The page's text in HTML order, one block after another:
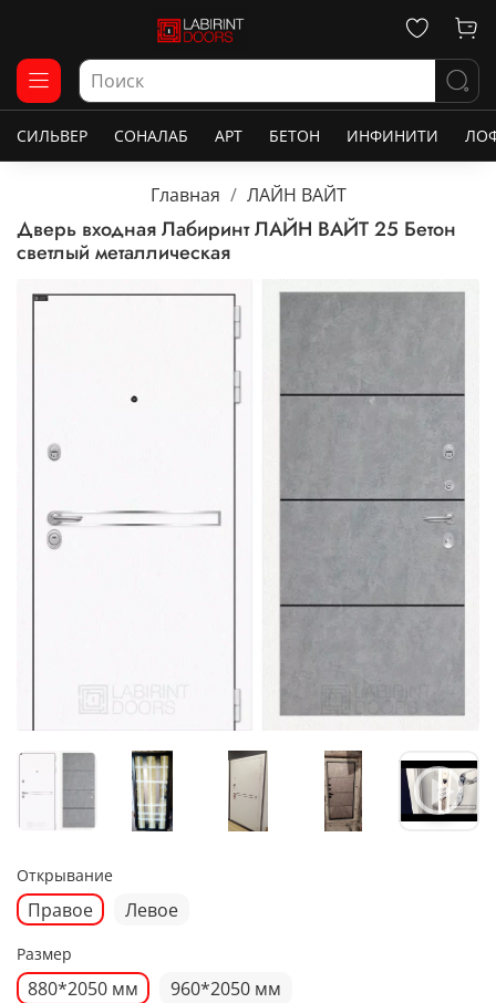
СИЛЬВЕР СОНАЛАБ АРТ БЕТОН ИНФИНИТИ
Главная ЛАЙН ВАЙТ
Дверь входная Лабиринт ЛАЙН ВАЙТ 25 Бетон
светлый металлическая
Открывание
Правое Левое
Размер
880*2050 мм 960*2050 мм